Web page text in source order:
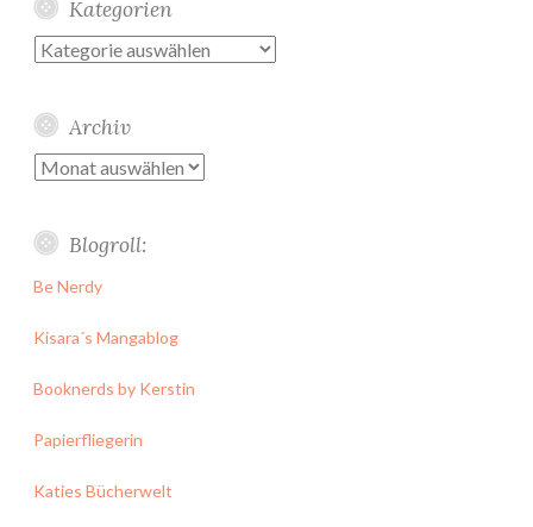
Kategorien
Kategorien
Archiv
Archiv
Blogroll:
Be Nerdy
Kisara´s Mangablog
Booknerds by Kerstin
Papierfliegerin
Katies Bücherwelt